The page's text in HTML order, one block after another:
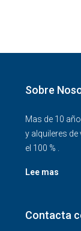
Sobre
Mas de 10
y alquileres
el 100 % .
Lee mas
Contacta